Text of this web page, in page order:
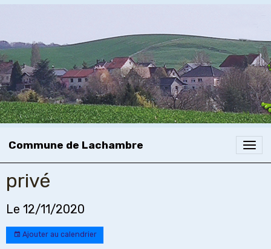
Commune de Lachambre
privé
Le 12/11/2020
Ajouter au calendrier